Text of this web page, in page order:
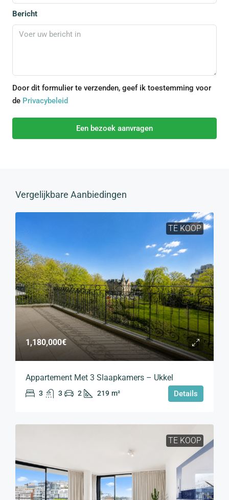
Bericht
Door dit formulier te verzenden, geef ik toestemming voor
de Privacybeleid
Een bezoek aanvragen
Vergelijkbare Aanbiedingen
TE KOOP
1,180,000€
Appartement Met 3 Slaapkamers – Ukkel
3 3 2 219 m² Details
TE KOOP